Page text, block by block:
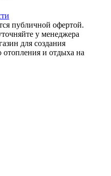
публичной офертой.
у менеджера
для создания
отопления и отдыха на